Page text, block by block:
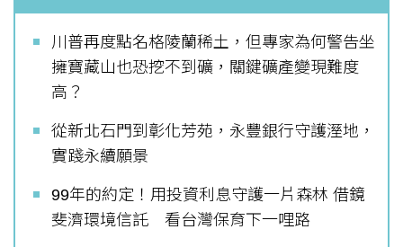
川普再度點名格陵蘭稀土，但專家為何警告坐
擁寶藏山也恐挖不到礦，關鍵礦產變現難度
高？
從新北石門到彰化芳苑，永豐銀行守護溼地，
實踐永續願景
99年的約定！用投資利息守護一片森林 借鏡
斐濟環境信託 看台灣保育下一哩路